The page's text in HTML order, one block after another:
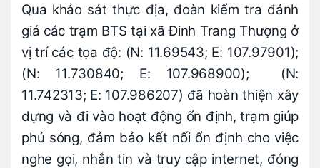
Qua khảo sát thực địa, đoàn kiểm tra đánh
giá các trạm BTS tại xã Đinh Trang Thượng ở
vị trí các tọa độ: (N: 11.69543; E: 107.97901);
(N: 11.730840; E: 107.968900); (N:
11.742313; E: 107.986207) đã hoàn thiện xây
dựng và đi vào hoạt động ổn định, trạm giúp
phủ sóng, đảm bảo kết nối ổn định cho việc
nghe gọi, nhắn tin và truy cập internet, đóng